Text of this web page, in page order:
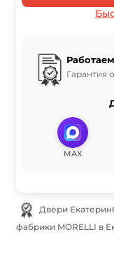
Гарантия
MAX
фабрики MORELLI в